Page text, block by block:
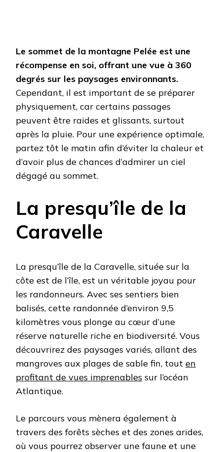
Le sommet de la montagne Pelée est une
récompense en soi, offrant une vue à 360
degrés sur les paysages environnants.
Cependant, il est important de se préparer
physiquement, car certains passages
peuvent être raides et glissants, surtout
après la pluie. Pour une expérience optimale,
partez tôt le matin afin d’éviter la chaleur et
d’avoir plus de chances d’admirer un ciel
dégagé au sommet.
La presqu’île de la
Caravelle
La presqu’île de la Caravelle, située sur la
côte est de l’île, est un véritable joyau pour
les randonneurs. Avec ses sentiers bien
balisés, cette randonnée d’environ 9,5
kilomètres vous plonge au cœur d’une
réserve naturelle riche en biodiversité. Vous
découvrirez des paysages variés, allant des
mangroves aux plages de sable fin, tout en
profitant de vues imprenables sur l’océan
Atlantique.
Le parcours vous mènera également à
travers des forêts sèches et des zones arides,
où vous pourrez observer une faune et une